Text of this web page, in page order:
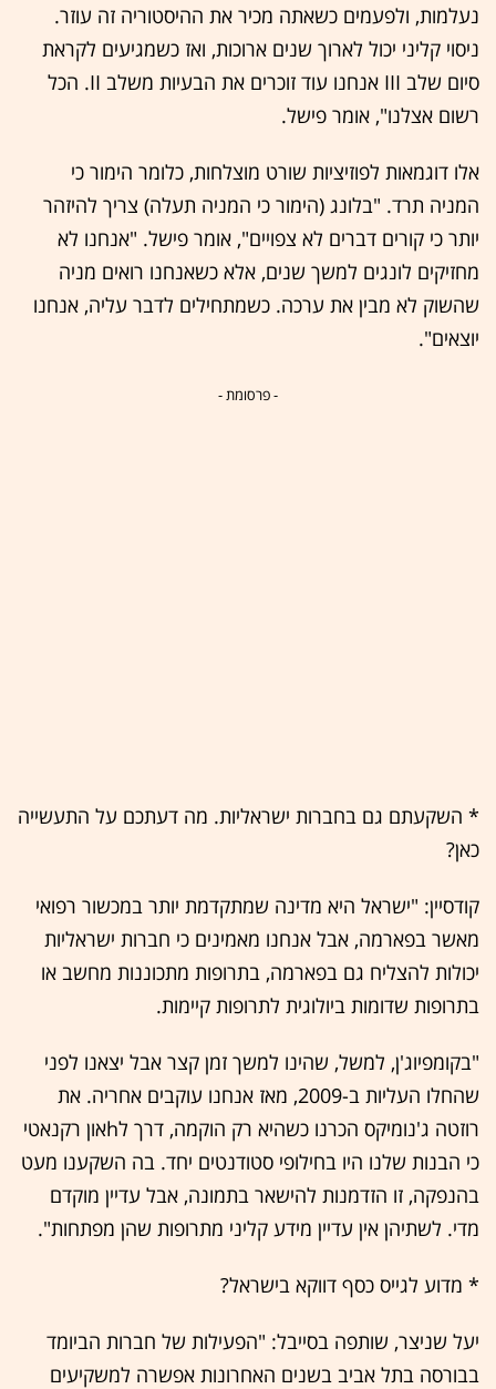
נעלמות, ולפעמים כשאתה מכיר את ההיסטוריה זה עוזר.
ניסוי קליני יכול לארוך שנים ארוכות, ואז כשמגיעים לקראת
סיום שלב III אנחנו עוד זוכרים את הבעיות משלב II. הכל
רשום אצלנו", אומר פישל.
אלו דוגמאות לפוזיציות שורט מוצלחות, כלומר הימור כי
המניה תרד. "בלונג (הימור כי המניה תעלה) צריך להיזהר
יותר כי קורים דברים לא צפויים", אומר פישל. "אנחנו לא
מחזיקים לונגים למשך שנים, אלא כשאנחנו רואים מניה
שהשוק לא מבין את ערכה. כשמתחילים לדבר עליה, אנחנו
יוצאים".
- פרסומת -
* השקעתם גם בחברות ישראליות. מה דעתכם על התעשייה
כאן?
קודסיין: "ישראל היא מדינה שמתקדמת יותר במכשור רפואי
מאשר בפארמה, אבל אנחנו מאמינים כי חברות ישראליות
יכולות להצליח גם בפארמה, בתרופות מתכוננות מחשב או
בתרופות שדומות ביולוגית לתרופות קיימות.
"בקומפיוג'ן, למשל, שהינו למשך זמן קצר אבל יצאנו לפני
שהחלו העליות ב-2009, מאז אנחנו עוקבים אחריה. את
רוזטה ג'נומיקס הכרנו כשהיא רק הוקמה, דרך לhאון רקנאטי
כי הבנות שלנו היו בחילופי סטודנטים יחד. בה השקענו מעט
בהנפקה, זו הזדמנות להישאר בתמונה, אבל עדיין מוקדם
מדי. לשתיהן אין עדיין מידע קליני מתרופות שהן מפתחות".
* מדוע לגייס כסף דווקא בישראל?
יעל שניצר, שותפה בסייבל: "הפעילות של חברות הביומד
בבורסה בתל אביב בשנים האחרונות אפשרה למשקיעים